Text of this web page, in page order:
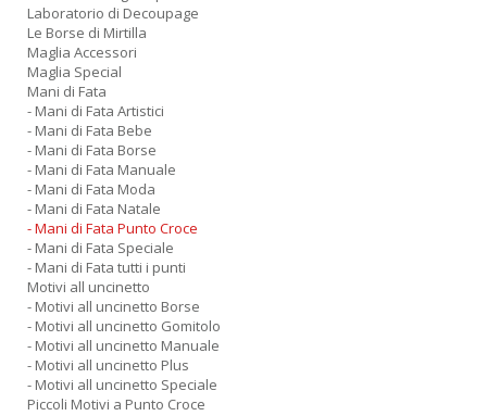
Laboratorio di Decoupage
Le Borse di Mirtilla
Maglia Accessori
Maglia Special
Mani di Fata
- Mani di Fata Artistici
- Mani di Fata Bebe
- Mani di Fata Borse
- Mani di Fata Manuale
- Mani di Fata Moda
- Mani di Fata Natale
- Mani di Fata Punto Croce
- Mani di Fata Speciale
- Mani di Fata tutti i punti
Motivi all uncinetto
- Motivi all uncinetto Borse
- Motivi all uncinetto Gomitolo
- Motivi all uncinetto Manuale
- Motivi all uncinetto Plus
- Motivi all uncinetto Speciale
Piccoli Motivi a Punto Croce